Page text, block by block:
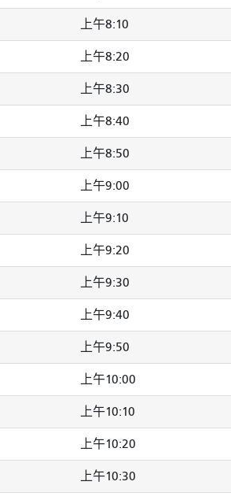
上午8:10
上午8:20
上午8:30
上午8:40
上午8:50
上午9:00
上午9:10
上午9:20
上午9:30
上午9:40
上午9:50
上午10:00
上午10:10
上午10:20
上午10:30